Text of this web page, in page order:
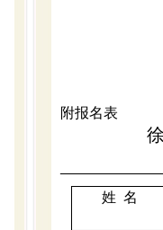
附报名表
姓 名